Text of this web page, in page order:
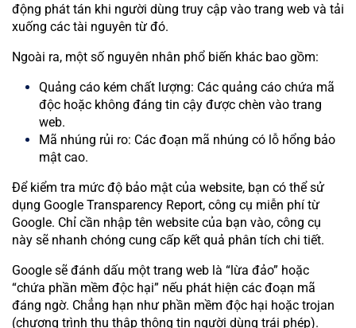
động phát tán khi người dùng truy cập vào trang web và tải
xuống các tài nguyên từ đó.
Ngoài ra, một số nguyên nhân phổ biến khác bao gồm:
Quảng cáo kém chất lượng: Các quảng cáo chứa mã
độc hoặc không đáng tin cậy được chèn vào trang
web.
Mã nhúng rủi ro: Các đoạn mã nhúng có lỗ hổng bảo
mật cao.
Để kiểm tra mức độ bảo mật của website, bạn có thể sử
dụng Google Transparency Report, công cụ miễn phí từ
Google. Chỉ cần nhập tên website của bạn vào, công cụ
này sẽ nhanh chóng cung cấp kết quả phân tích chi tiết.
Google sẽ đánh dấu một trang web là “lừa đảo” hoặc
“chứa phần mềm độc hại” nếu phát hiện các đoạn mã
đáng ngờ. Chẳng hạn như phần mềm độc hại hoặc trojan
(chương trình thu thập thông tin người dùng trái phép).